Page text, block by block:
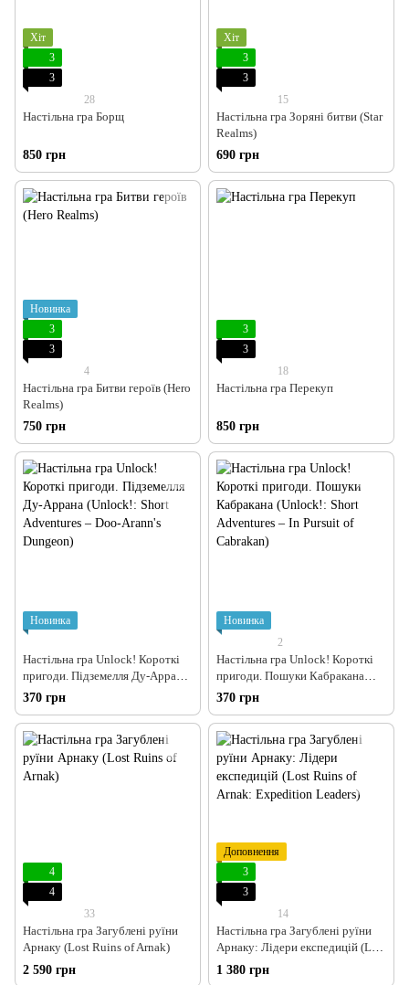
Хіт
3
3
28
Настільна гра Борщ
850 грн
Хіт
3
3
15
Настільна гра Зоряні битви (Star
Realms)
690 грн
Новинка
3
3
4
Настільна гра Битви героїв (Hero
Realms)
750 грн
3
3
18
Настільна гра Перекуп
850 грн
Новинка
Настільна гра Unlock! Короткі
пригоди. Підземелля Ду-Аррана
(Unlock!: Short Adventures –
Doo-Arann's Dungeon)
370 грн
Новинка
2
Настільна гра Unlock! Короткі
пригоди. Пошуки Кабракана
(Unlock!: Short Adventures – In
Pursuit of Cabrakan)
370 грн
4
4
33
Настільна гра Загублені руїни
Арнаку (Lost Ruins of Arnak)
2 590 грн
Доповнення
3
3
14
Настільна гра Загублені руїни
Арнаку: Лідери експедицій (Lost
Ruins of Arnak: Expedition
Leaders)
1 380 грн